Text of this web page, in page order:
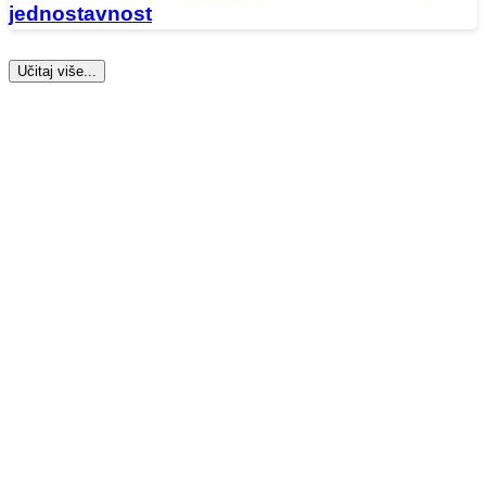
jednostavnost
Učitaj više...